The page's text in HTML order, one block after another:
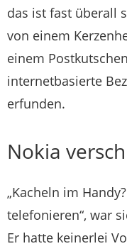
das ist fast überall
von einem
einem
internetbasierte
erfunden.
Nokia
„Kacheln im
telefonieren“, war
Er hatte keinerlei